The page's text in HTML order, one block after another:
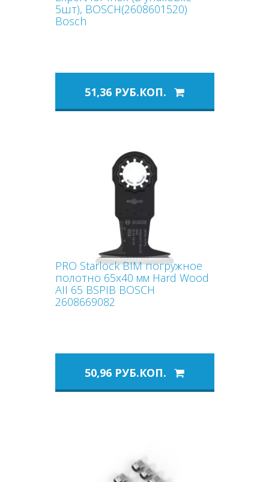
5шт), BOSCH(2608601520)
Bosch
51,36 РУБ.КОП.
PRO Starlock BIM погружное
полотно 65x40 мм Hard Wood
AII 65 BSPIB BOSCH
2608669082
50,96 РУБ.КОП.